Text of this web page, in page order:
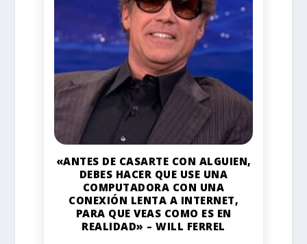
«ANTES DE CASARTE CON ALGUIEN,
DEBES HACER QUE USE UNA
COMPUTADORA CON UNA
CONEXIÓN LENTA A INTERNET,
PARA QUE VEAS COMO ES EN
REALIDAD» – WILL FERREL